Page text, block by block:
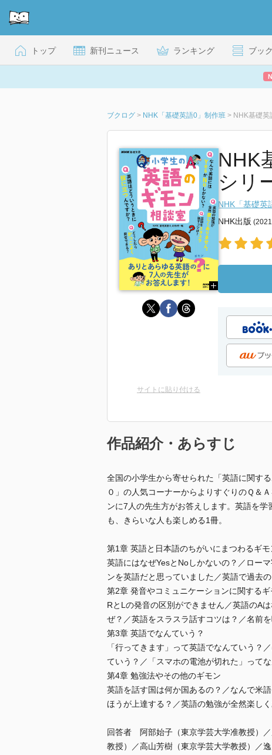
トップ 新刊ニュース ランキング ブッ
ブクログ > NHK「基礎英語0」制作班 > NHK基礎英
NHK
シリ
NHK「基礎英
NHK出版
サイトに貼り付ける
作品紹介・あらすじ
全国の小学生から寄せられた「英語に関す
０」の人気コーナーからよりすぐりのＱ＆
ンに7人の先生方がお答えします。英語を
も、きらいな人も楽しめる1冊。
第1章 英語と日本語のちがいにまつわるギモ
英語にはなぜYesとNoしかないの？／ロー
ンを英語だと思っていました／英語で過去
第2章 発音やコミュニケーションに関するギ
RとLの発音の区別ができません／英語のA
ぜ？／英語をスラスラ話すコツは？／名前
第3章 英語でなんていう？
「行ってきます」って英語でなんていう？
ていう？／「スマホの電池が切れた」って
第4章 勉強法やその他のギモン
英語を話す国は何か国あるの？／なんで米
ほうが上達する？／英語の勉強が全然楽し
回答者 阿部始子（東京学芸大学准教授）
教授）／高山芳樹（東京学芸大学教授）／